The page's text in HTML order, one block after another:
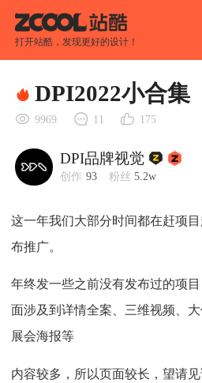
打开站酷，发现更好的设计！
DPI2022小合集
9969 11 175
DPI品牌视觉
创作 93 粉丝 5.2w
这一年我们大部分时间都在赶项
布推广。
年终发一些之前没有发布过的项
面涉及到详情全案、三维视频、大
展会海报等
内容较多，所以页面较长，望请见